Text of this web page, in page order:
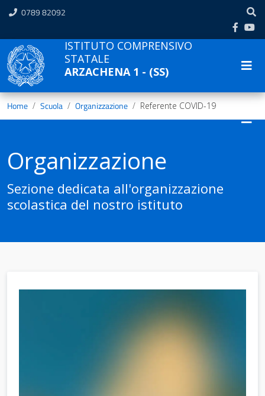
0789 82092
ISTITUTO COMPRENSIVO
STATALE
ARZACHENA 1 - (SS)
Home Scuola Organizzazione Referente COVID-19
Organizzazione
Sezione dedicata all'organizzazione
scolastica del nostro istituto